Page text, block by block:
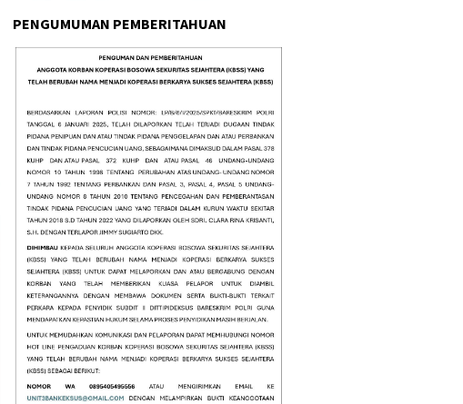
PENGUMUMAN PEMBERITAHUAN